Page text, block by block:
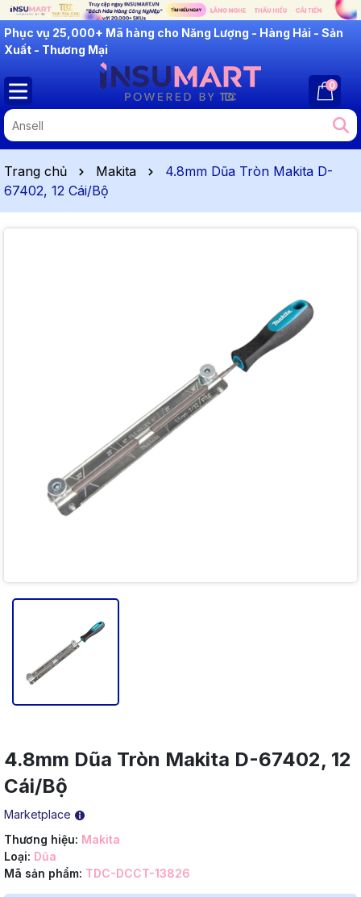
Phục vụ 25,000+ Mã hàng cho Năng Lượng - Hàng Hải - Sản
Xuất - Thương Mại
0
Trang chủ Makita
4.8mm Dũa Tròn Makita D-
67402, 12 Cái/Bộ
4.8mm Dũa Tròn Makita D-67402, 12
Cái/Bộ
Marketplace
Thương hiệu: Makita
Loại: Dũa
Mã sản phẩm: TDC-DCCT-13826